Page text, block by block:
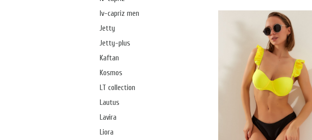
Iv-capriz men
Jetty
Jetty-plus
Kaftan
Kosmos
LT collection
Lautus
Lavira
Liora